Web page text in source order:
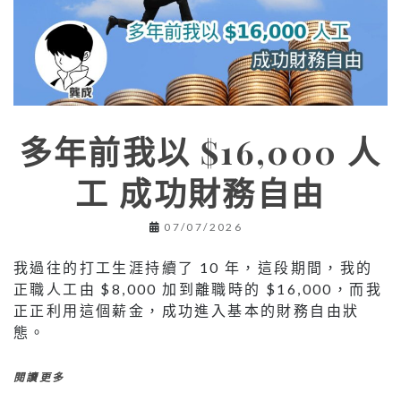
多年前我以 $16,000 人
工 成功財務自由
07/07/2026
我過往的打工生涯持續了 10 年，這段期間，我的
正職人工由 $8,000 加到離職時的 $16,000，而我
正正利用這個薪金，成功進入基本的財務自由狀
態。
閱讀更多